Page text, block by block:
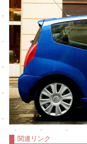
関連リンク